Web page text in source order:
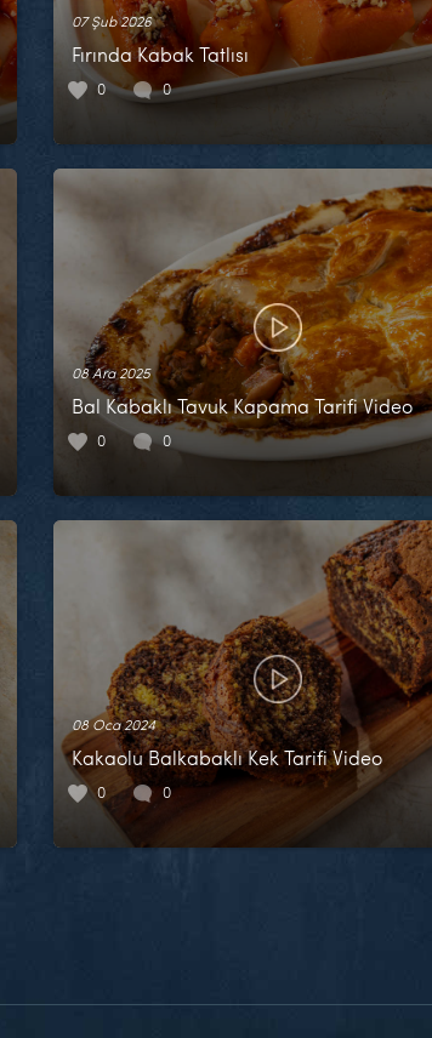
07 Şub 2026
Fırında Kabak Tatlısı
0 0
08 Ara 2025
Bal Kabaklı Tavuk Kapama Tarifi Video
0 0
08 Oca 2024
Kakaolu Balkabaklı Kek Tarifi Video
0 0